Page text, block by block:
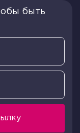
быть